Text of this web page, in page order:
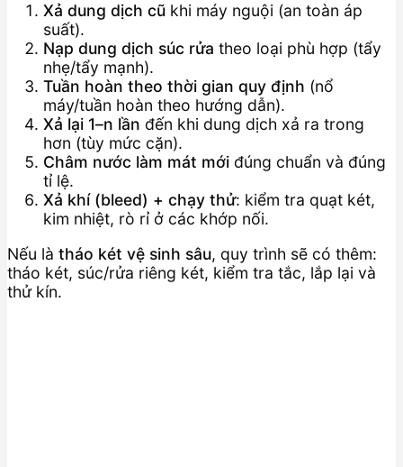
Xả dung dịch cũ khi máy nguội (an toàn áp
suất).
Nạp dung dịch súc rửa theo loại phù hợp (tẩy
nhẹ/tẩy mạnh).
Tuần hoàn theo thời gian quy định (nổ
máy/tuần hoàn theo hướng dẫn).
Xả lại 1–n lần đến khi dung dịch xả ra trong
hơn (tùy mức cặn).
Châm nước làm mát mới đúng chuẩn và đúng
tỉ lệ.
Xả khí (bleed) + chạy thử: kiểm tra quạt két,
kim nhiệt, rò rỉ ở các khớp nối.
Nếu là tháo két vệ sinh sâu, quy trình sẽ có thêm:
tháo két, súc/rửa riêng két, kiểm tra tắc, lắp lại và
thử kín.